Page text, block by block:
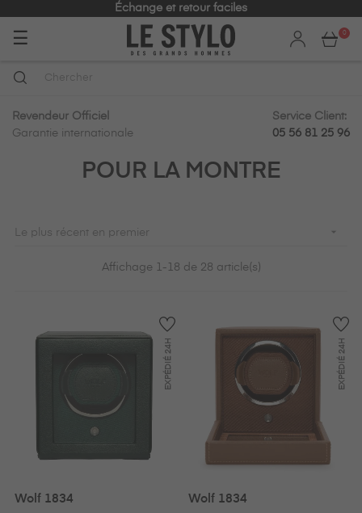
Échange et retour faciles
Basculer
navigation
☰ 0
Revendeur Officiel
Garantie internationale
Service Client:
05 56 81 25 96
POUR LA MONTRE
Le plus récent en premier 
Affichage 1-18 de 28 article(s)
EXPÉDIÉ
24H
Wolf 1834
EXPÉDIÉ
24H
Wolf 1834